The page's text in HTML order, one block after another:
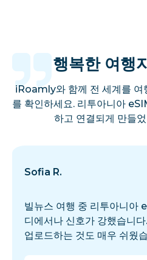
행복한 여행
iRoamly와 함께 전 세계를 여
를 확인하세요. 리투아니아
하고 연결되게 만들
Sofia R.
빌뉴스 여행 중 리투아니아
디에서나 신호가 강했습니
업로드하는 것도 매우 쉬웠